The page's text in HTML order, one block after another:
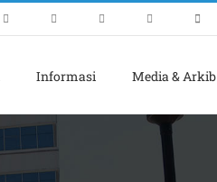
Informasi Media & Arkib